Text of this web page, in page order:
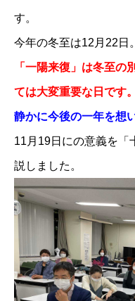
す。
今年の冬至は12月22日。
「一陽来復」は冬至の
ては大変重要な日です。
静かに今後の一年を想
​11月19日にの意義を「
説しました。